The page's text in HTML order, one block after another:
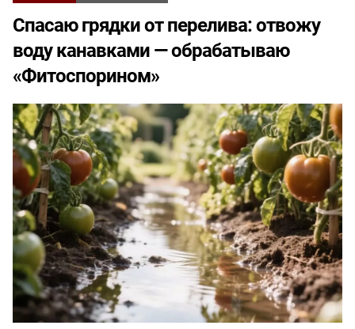
Спасаю грядки от перелива: отвожу
воду канавками — обрабатываю
«Фитоспорином»